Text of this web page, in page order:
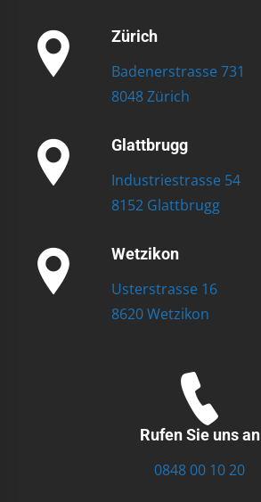
Zürich
Badenerstrasse 731
8048 Zürich
Glattbrugg
Industriestrasse 54
8152 Glattbrugg
Wetzikon
Usterstrasse 16
8620 Wetzikon
Rufen Sie uns an
0848 00 10 20